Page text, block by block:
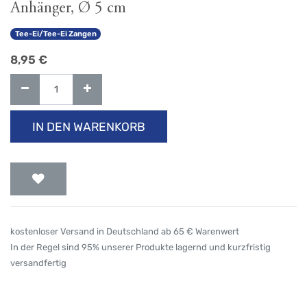
Anhänger, Ø 5 cm
Tee-Ei/Tee-Ei Zangen
8,95 €
IN DEN WARENKORB
kostenloser Versand in Deutschland ab 65 € Warenwert
In der Regel sind 95% unserer Produkte lagernd und kurzfristig
versandfertig